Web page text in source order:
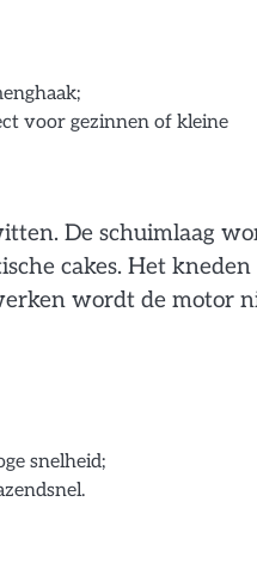
voor gezinnen of kleine
De schuimlaag
cakes. Het
wordt de motor
snelheid;